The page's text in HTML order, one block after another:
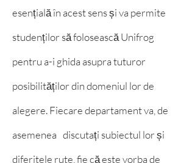
esențială în acest sens și va permite
studenților să folosească Unifrog
pentru a-i ghida asupra tuturor
posibilităților din domeniul lor de
alegere. Fiecare departament va, de
asemenea discutați subiectul lor și
diferitele rute, fie că este vorba de